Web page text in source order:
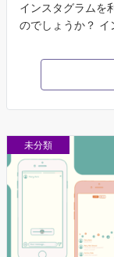
インスタグラムを
のでしょうか？ イ
未分類